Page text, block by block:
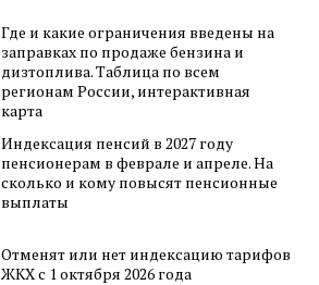
Где и какие ограничения введены на
заправках по продаже бензина и
дизтоплива. Таблица по всем
регионам России, интерактивная
карта
Индексация пенсий в 2027 году
пенсионерам в феврале и апреле. На
сколько и кому повысят пенсионные
выплаты
Отменят или нет индексацию тарифов
ЖКХ с 1 октября 2026 года